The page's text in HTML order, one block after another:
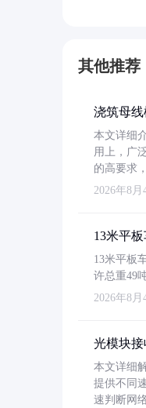
其他推荐
浇筑母
本文详细
用上，广
的高要求
2026年8月
13米平
13米平板
许总重49
2026年8月
光模块
本文详细
提供不同
速判断网